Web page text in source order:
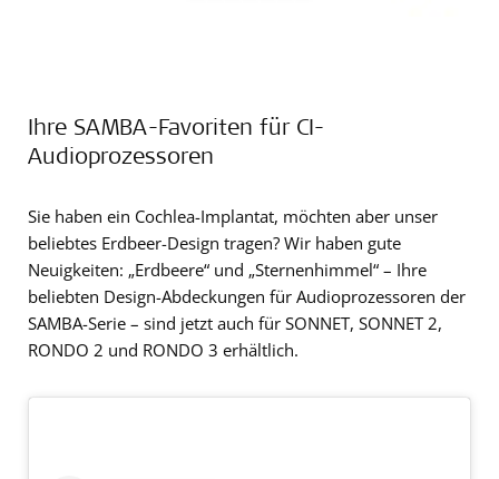
Ihre SAMBA-Favoriten für CI-
Audioprozessoren
Sie haben ein Cochlea-Implantat, möchten aber unser
beliebtes Erdbeer-Design tragen? Wir haben gute
Neuigkeiten: „Erdbeere“ und „Sternenhimmel“ – Ihre
beliebten Design-Abdeckungen für Audioprozessoren der
SAMBA-Serie – sind jetzt auch für SONNET, SONNET 2,
RONDO 2 und RONDO 3 erhältlich.